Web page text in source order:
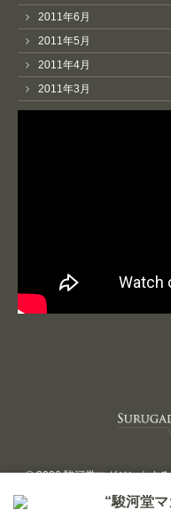
2011年6月
2011年5月
2011年4月
2011年3月
© 2026 駿河堂マガジン｜す
“駿河堂